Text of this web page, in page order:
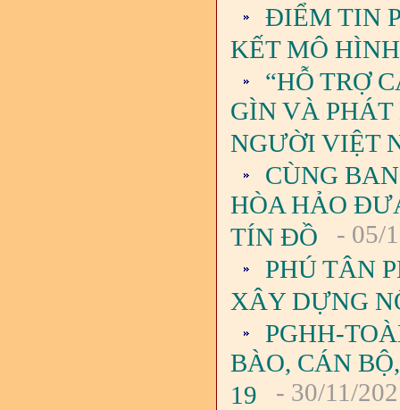
ĐIỂM TIN
KẾT MÔ
“HỖ TRỢ
GÌN VÀ
NGƯỜI VIỆT
CÙNG
HÒA HẢO
TÍN ĐỒ
- 05/
PHÚ TÂN
XÂY DỰNG
PGHH-
BÀO, CÁN
19
- 30/11/